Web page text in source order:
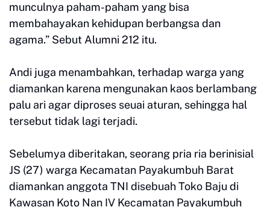
munculnya paham-paham yang bisa
membahayakan kehidupan berbangsa dan
agama.” Sebut Alumni 212 itu.
Andi juga menambahkan, terhadap warga yang
diamankan karena mengunakan kaos berlambang
palu ari agar diproses seuai aturan, sehingga hal
tersebut tidak lagi terjadi.
Sebelumya diberitakan, seorang pria ria berinisial
JS (27) warga Kecamatan Payakumbuh Barat
diamankan anggota TNI disebuah Toko Baju di
Kawasan Koto Nan IV Kecamatan Payakumbuh